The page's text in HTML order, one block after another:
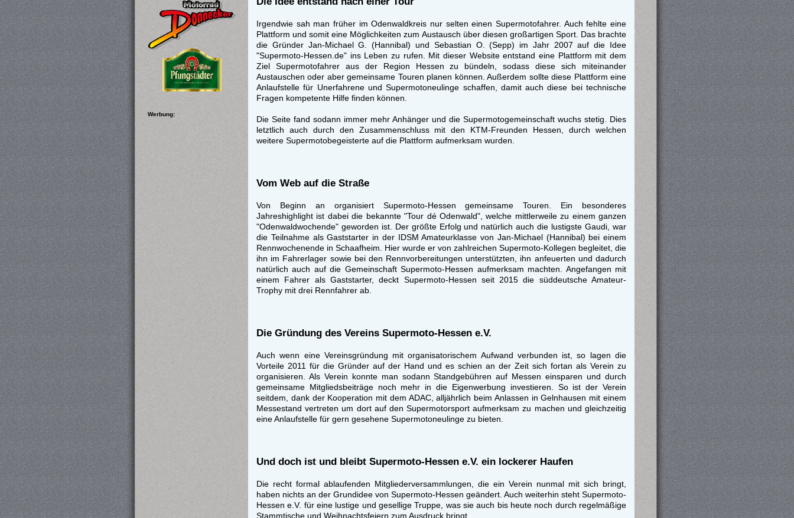
Werbung:
Irgendwie sah man früher im Odenwaldkreis nur selten einen Supermotofahrer. Auch fehlte eine
Plattform und somit eine Möglichkeiten zum Austausch über diesen großartigen Sport. Das brachte
die Gründer Jan-Michael G. (Hannibal) und Sebastian O. (Sepp) im Jahr 2007 auf die Idee
"Supermoto-Hessen.de" ins Leben zu rufen. Mit dieser Website entstand eine Plattform mit dem
Ziel Supermotofahrer aus der Region Hessen zu bündeln, sodass diese sich miteinander
Austauschen oder aber gemeinsame Touren planen können. Außerdem sollte diese Plattform eine
Anlaufstelle für Unerfahrene und Supermotoneulinge schaffen, damit auch diese bei technische
Fragen kompetente Hilfe finden können.
Die Seite fand sodann immer mehr Anhänger und die Supermotogemeinschaft wuchs stetig. Dies
letztlich auch durch den Zusammenschluss mit den KTM-Freunden Hessen, durch welchen
weitere Supermotobegeisterte auf die Plattform aufmerksam wurden.
Vom Web auf die Straße
Von Beginn an organisiert Supermoto-Hessen gemeinsame Touren. Ein besonderes
Jahreshighlight ist dabei die bekannte "Tour dé Odenwald", welche mittlerweile zu einem ganzen
"Odenwaldwochende" geworden ist. Der größte Erfolg und natürlich auch die lustigste Gaudi, war
die Teilnahme als Gaststarter in der IDSM Amateurklasse von Jan-Michael (Hannibal) bei einem
Rennwochenende in Schaafheim. Hier wurde er von zahlreichen Supermoto-Kollegen begleitet, die
ihn im Fahrerlager sowie bei den Rennvorbereitungen unterstützten, ihn anfeuerten und dadurch
natürlich auch auf die Gemeinschaft Supermoto-Hessen aufmerksam machten. Angefangen mit
einem Fahrer als Gaststarter, deckt Supermoto-Hessen seit 2015 die süddeutsche Amateur-
Trophy mit drei Rennfahrer ab.
Die Gründung des Vereins Supermoto-Hessen e.V.
Auch wenn eine Vereinsgründung mit organisatorischem Aufwand verbunden ist, so lagen die
Vorteile 2011 für die Gründer auf der Hand und es schien an der Zeit sich fortan als Verein zu
organisieren. Als Verein konnte man sodann Standgebühren auf Messen einsparen und durch
gemeinsame Mitgliedsbeiträge noch mehr in die Eigenwerbung investieren. So ist der Verein
seitdem, dank der Kooperation mit dem ADAC, alljährlich beim Anlassen in Gelnhausen mit einem
Messestand vertreten um dort auf den Supermotorsport aufmerksam zu machen und gleichzeitig
eine Anlaufstelle für gern gesehene Supermotoneulinge zu bieten.
Und doch ist und bleibt Supermoto-Hessen e.V. ein lockerer Haufen
Die recht formal ablaufenden Mitgliederversammlungen, die ein Verein nunmal mit sich bringt,
haben nichts an der Grundidee von Supermoto-Hessen geändert. Auch weiterhin steht Supermoto-
Hessen e.V. für eine lustige und gesellige Truppe, was sie auch bis heute noch durch regelmäßige
Stammtische und Weihnachtsfeiern zum Ausdruck bringt.